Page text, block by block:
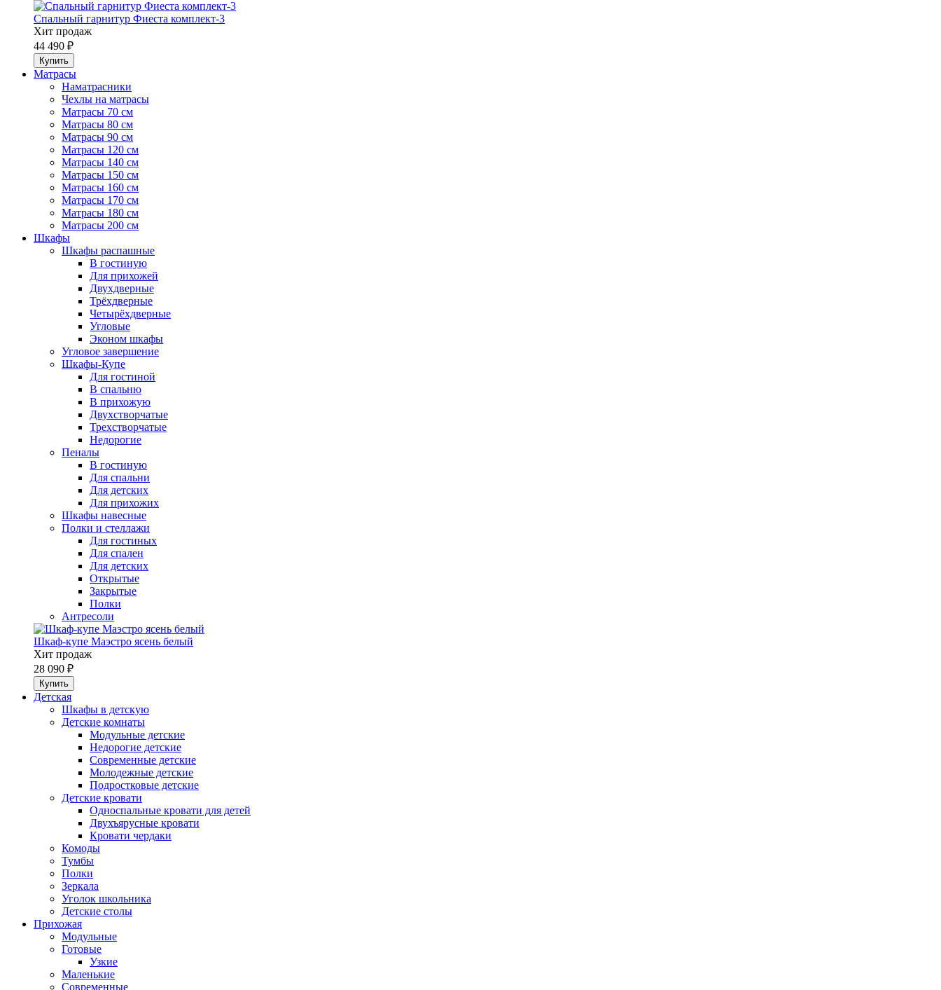
Спальный гарнитур Фиеста комплект-3
Хит продаж
44 490 ₽
Матрасы
Наматрасники
Чехлы на матрасы
Матрасы 70 см
Матрасы 80 см
Матрасы 90 см
Матрасы 120 см
Матрасы 140 см
Матрасы 150 см
Матрасы 160 см
Матрасы 170 см
Матрасы 180 см
Матрасы 200 см
Шкафы
Шкафы распашные
В гостиную
Для прихожей
Двухдверные
Трёхдверные
Четырёхдверные
Угловые
Эконом шкафы
Угловое завершение
Шкафы-Купе
Для гостиной
В спальню
В прихожую
Двухстворчатые
Трехстворчатые
Недорогие
Пеналы
В гостиную
Для спальни
Для детских
Для прихожих
Шкафы навесные
Полки и стеллажи
Для гостиных
Для спален
Для детских
Открытые
Закрытые
Полки
Антресоли
Шкаф-купе Маэстро ясень белый
Хит продаж
28 090 ₽
Детская
Шкафы в детскую
Детские комнаты
Модульные детские
Недорогие детские
Современные детские
Молодежные детские
Подростковые детские
Детские кровати
Односпальные кровати для детей
Двухъярусные кровати
Кровати чердаки
Комоды
Тумбы
Полки
Зеркала
Уголок школьника
Детские столы
Прихожая
Модульные
Готовые
Узкие
Маленькие
Современные